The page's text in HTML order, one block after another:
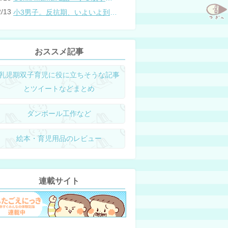
13
おススメ記事
児期双子育児に役に立ちそうな記事
とツイートなどまとめ
ダンボール工作など
絵本・育児用品のレビュー
連載サイト